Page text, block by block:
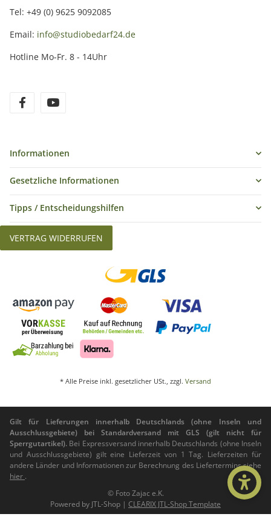
Tel: +49 (0) 9625 9092085
Email: info@studiobedarf24.de
Hotline Mo-Fr. 8 - 14Uhr
Informationen
Gesetzliche Informationen
Tipps / Entscheidungshilfen
VERTRAG WIDERRUFEN
* Alle Preise inkl. gesetzlicher USt., zzgl. Versand
Gilt für Lieferungen innerhalb Deutschlands (ohne Inseln und
Ausschlussgebiete) bei Standardversand mit GLS (gilt nicht für
Sperrgutartikel). Bei Expressversand innerhalb Deutschlands (ohne Inseln
und Ausschlussgebiete) gilt eine Lieferzeit von 1 Tag. Lieferzeiten für
andere Länder und Informationen zur Berechnung des Liefertermins siehe
hier .
© Foto Zajac e.K.
Powered by JTL-Shop | CLEARIX JTL-Shop Template